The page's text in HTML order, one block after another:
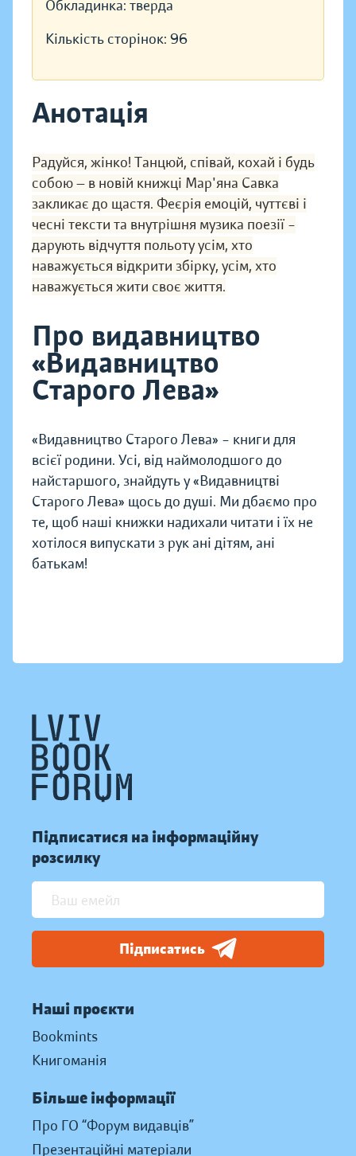
Обкладинка: тверда
Кількість сторінок: 96
Анотація
Радуйся, жінко! Танцюй, співай, кохай і будь
собою — в новій книжці Мар'яна Савка
закликає до щастя. Феєрія емоцій, чуттєві і
чесні тексти та внутрішня музика поезії –
дарують відчуття польоту усім, хто
наважується відкрити збірку, усім, хто
наважується жити своє життя.
Про видавництво
«Видавництво
Старого Лева»
«Видавництво Старого Лева» – книги для
всієї родини. Усі, від наймолодшого до
найстаршого, знайдуть у «Видавництві
Старого Лева» щось до душі. Ми дбаємо про
те, щоб наші книжки надихали читати і їх не
хотілося випускати з рук ані дітям, ані
батькам!
Підписатися на інформаційну
розсилку
Підписатись
Наші проєкти
Bookmints
Книгоманія
Більше інформації
Про ГО “Форум видавців”
Презентаційні матеріали